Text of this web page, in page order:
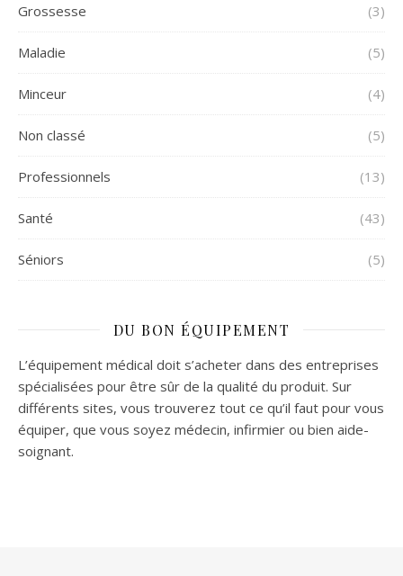
Grossesse (3)
Maladie (5)
Minceur (4)
Non classé (5)
Professionnels (13)
Santé (43)
Séniors (5)
DU BON ÉQUIPEMENT
L’équipement médical doit s’acheter dans des entreprises
spécialisées pour être sûr de la qualité du produit. Sur
différents sites, vous trouverez tout ce qu’il faut pour vous
équiper, que vous soyez médecin, infirmier ou bien aide-
soignant.